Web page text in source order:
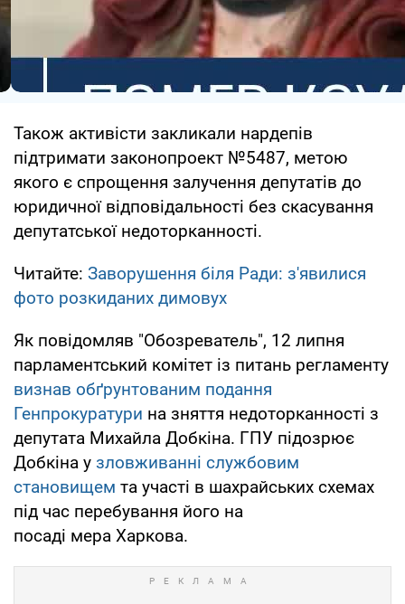
Також активісти закликали нардепів
підтримати законопроект №5487, метою
якого є спрощення залучення депутатів до
юридичної відповідальності без скасування
депутатської недоторканності.
Читайте: Заворушення біля Ради: з'явилися
фото розкиданих димовух
Як повідомляв "Обозреватель", 12 липня
парламентський комітет із питань регламенту
визнав обґрунтованим подання
Генпрокуратури на зняття недоторканності з
депутата Михайла Добкіна. ГПУ підозрює
Добкіна у зловживанні службовим
становищем та участі в шахрайських схемах
під час перебування його на
посаді мера Харкова.